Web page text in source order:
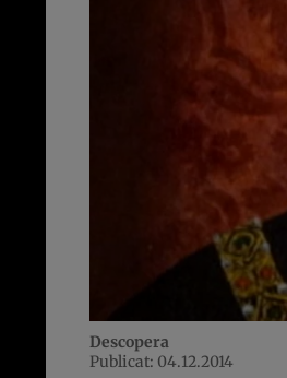
Descopera
Publicat: 04.12.2014